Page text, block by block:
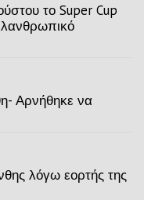
το Super Cup
Αρνήθηκε να
λόγω εορτής της